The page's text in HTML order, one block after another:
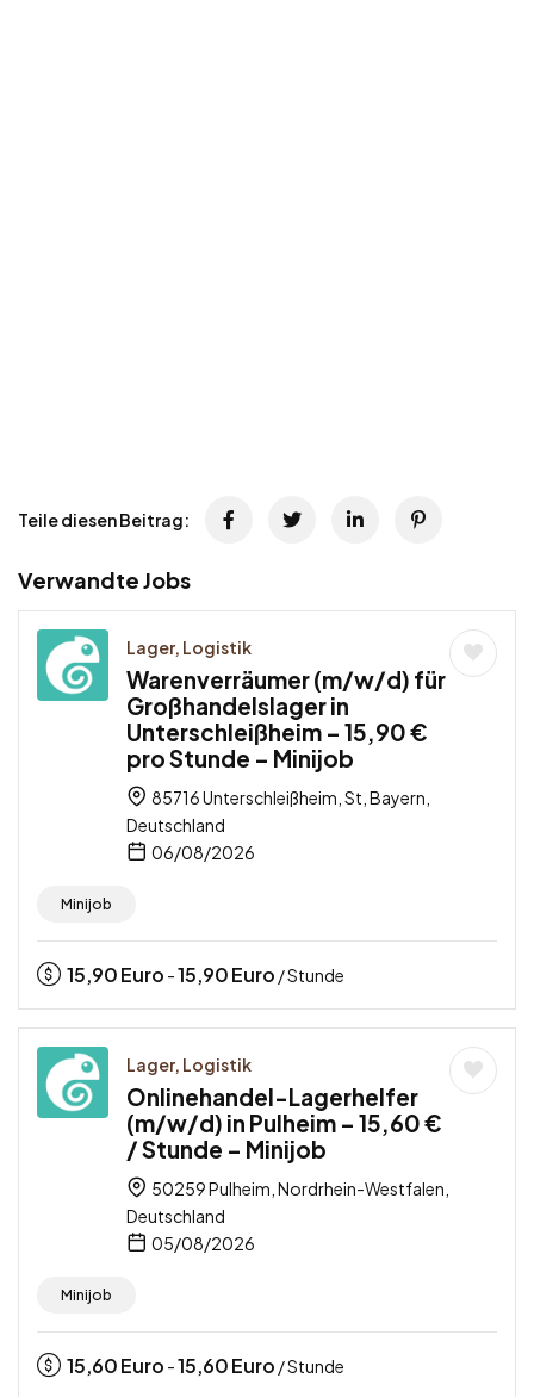
Teile diesen Beitrag:
Verwandte Jobs
Lager, Logistik
Warenverräumer (m/w/d) für
Großhandelslager in
Unterschleißheim – 15,90 €
pro Stunde – Minijob
85716 Unterschleißheim, St, Bayern,
Deutschland
06/08/2026
Minijob
15,90Euro -15,90Euro / Stunde
Lager, Logistik
Onlinehandel-Lagerhelfer
(m/w/d) in Pulheim – 15,60 €
/ Stunde – Minijob
50259 Pulheim, Nordrhein-Westfalen,
Deutschland
05/08/2026
Minijob
15,60Euro -15,60Euro / Stunde